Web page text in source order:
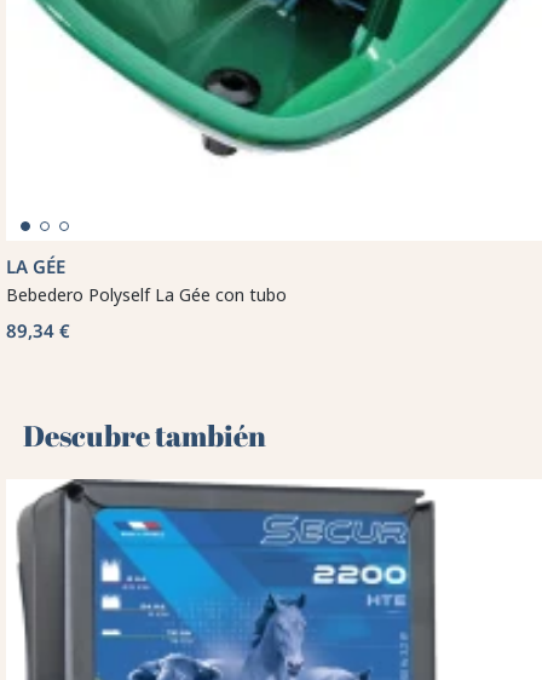
LA GÉE
Bebedero Polyself La Gée con tubo
89,34 €
Descubre también 🌻